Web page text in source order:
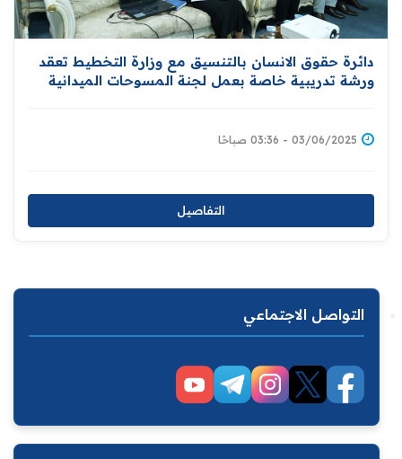
دائرة حقوق الانسان بالتنسيق مع وزارة التخطيط تعقد
ورشة تدريبية خاصة بعمل لجنة المسوحات الميدانية
03/06/2025 - 03:36 صباحًا
التفاصيل
التواصل الاجتماعي